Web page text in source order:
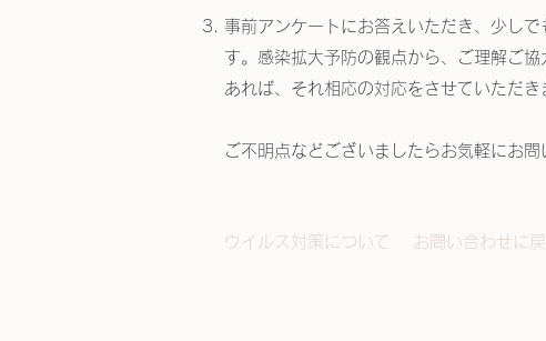
事前アンケートにお答えいただき、少し
す。感染拡大予防の観点から、ご理解ご
あれば、それ相応の対応をさせていただき
ご不明点などございましたらお気軽にお
ウイルス対策について お問い合わせに